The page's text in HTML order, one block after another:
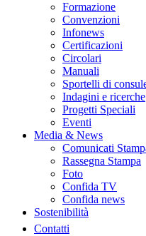
Formazione
Convenzioni
Infonews
Certificazioni
Circolari
Manuali
Sportelli di
Indagini e ricerche
Progetti Speciali
Eventi
Media & News
Comunicati
Rassegna Stampa
Foto
Confida TV
Confida news
Sostenibilità
Contatti